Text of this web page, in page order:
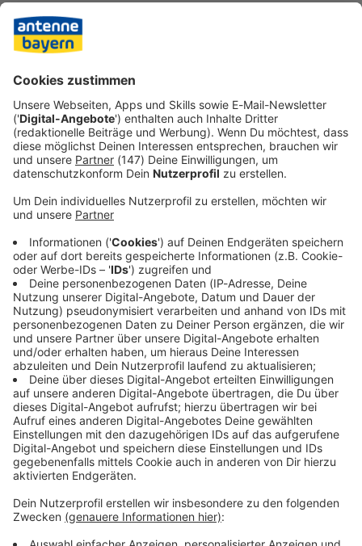
bislang noch verteidigt. Kiew lehnt dies ab.
Der deutsche Sicherheitsexperte Nico Lange schrieb im
Netzwerk X, es scheine, als habe Trump in Anchorage
Deshalb drängten die USA die Ukraine zu diesem Verzicht.
Immer auf dem Laufenden
bleiben!
Verpass' nichts mehr - mit unserem kostenlosen
ANTENNE BAYERN Newsletter. Ob Nachrichten,
Lifestyle oder unsere neuesten Aktionen - wir